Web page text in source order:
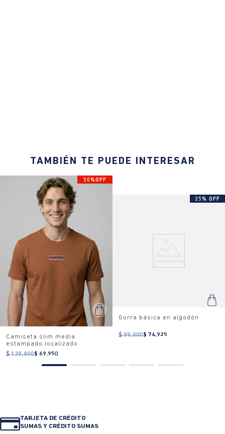
TAMBIÉN TE PUEDE INTERESAR
50%OFF
Camiseta slim media
estampado localizado
$ 139.900$ 69.950
25% OFF
Gorra básica en algodón
$ 99.900$ 74.925
TARJETA DE CRÉDITO
SUMAS Y CRÉDITO SUMAS